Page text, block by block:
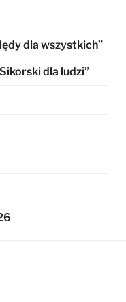
dla wszystkich”
dla ludzi”